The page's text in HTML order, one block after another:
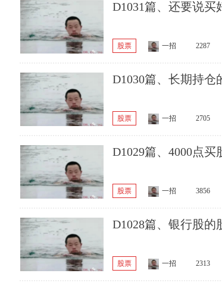
D1031篇、还要说买
股票 一招 2287
D1030篇、长期持仓
股票 一招 2705
D1029篇、4000点
股票 一招 3856
D1028篇、银行股的
股票 一招 2313